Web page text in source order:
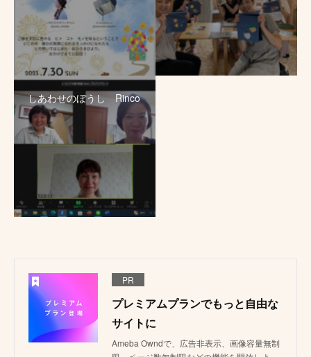
しあわせのぼうし Rinco
PR
プレミアムプランでもっと自由な
サイトに
Ameba Owndで、広告非表示、画像容量無制